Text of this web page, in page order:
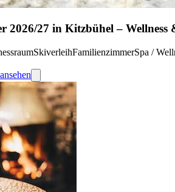
2026/27 in Kitzbühel –
SkiverleihFamilienzimmerSpa /